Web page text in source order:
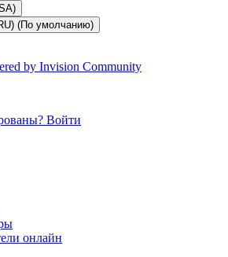
(По умолчанию)
by Invision Community
Войти
онлайн